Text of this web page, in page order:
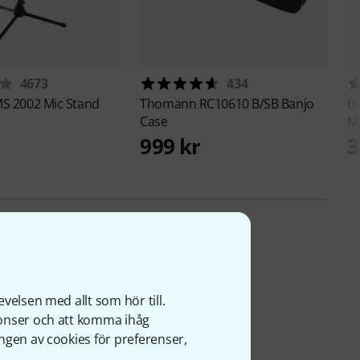
med allt som hör till.
och att komma ihåg
av cookies för preferenser,
4673
2002 Mic Stand
434
Thomann RC10610 B/SB Banjo
Case
999 kr
M